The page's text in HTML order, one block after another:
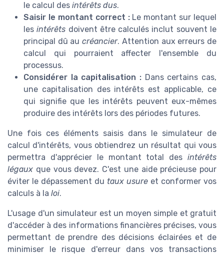
le calcul des intérêts dus.
Saisir le montant correct :Le montant sur lequel
lesintérêts doivent être calculés inclut souvent le
principal dû aucréancier. Attention aux erreurs de
calcul qui pourraient affecter l'ensemble du
processus.
Considérer la capitalisation : Dans certains cas,
une capitalisation des intérêts est applicable, ce
qui signifie que les intérêts peuvent eux-mêmes
produire des intérêts lors des périodes futures.
Une fois ces éléments saisis dans le simulateur de
calcul d'intérêts, vous obtiendrez un résultat qui vous
permettra d'apprécier le montant total des intérêts
légaux que vous devez. C'est une aide précieuse pour
éviter le dépassement du taux usure et conformer vos
calculs à la loi.
L'usage d'un simulateur est un moyen simple et gratuit
d'accéder à des informations financières précises, vous
permettant de prendre des décisions éclairées et de
minimiser le risque d'erreur dans vos transactions